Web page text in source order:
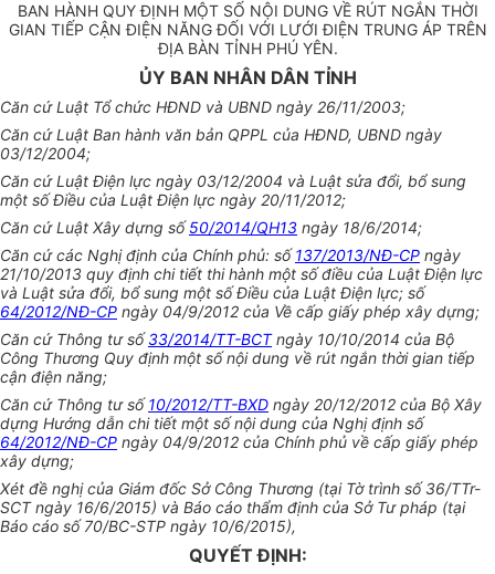
BAN HÀNH QUY ĐỊNH MỘT SỐ NỘI DUNG VỀ RÚT NGẮN THỜI
GIAN TIẾP CẬN ĐIỆN NĂNG ĐỐI VỚI LƯỚI ĐIỆN TRUNG ÁP TRÊN
ĐỊA BÀN TỈNH PHÚ YÊN.
ỦY BAN NHÂN DÂN TỈNH
Căn cứ Luật Tổ chức HĐND và UBND ngày 26/11/2003;
Căn cứ Luật Ban hành văn bản QPPL của HĐND, UBND ngày
03/12/2004;
Căn cứ Luật Điện lực ngày 03/12/2004 và Luật sửa đổi, bổ sung
một số Điều của Luật Điện lực ngày 20/11/2012;
Căn cứ Luật Xây dựng số50/2014/QH13 ngày 18/6/2014;
Căn cứ các Nghị định của Chính phủ: số137/2013/NĐ-CP ngày
21/10/2013 quy định chi tiết thi hành một số điều của Luật Điện lực
và Luật sửa đổi, bổ sung một số Điều của Luật Điện lực; số
64/2012/NĐ-CP ngày 04/9/2012 của Về cấp giấy phép xây dựng;
Căn cứ Thông tư số33/2014/TT-BCTngày 10/10/2014 của Bộ
Công Thương Quy định một số nội dung về rút ngắn thời gian tiếp
cận điện năng;
Căn cứ Thông tư số10/2012/TT-BXD ngày 20/12/2012 của Bộ Xây
dựng Hướng dẫn chi tiết một số nội dung của Nghị định số
64/2012/NĐ-CP ngày 04/9/2012 của Chính phủ về cấp giấy phép
xây dựng;
Xét đề nghị của Giám đốc Sở Công Thương (tại Tờ trình số 36/TTr-
SCT ngày 16/6/2015) và Báo cáo thẩm định của Sở Tư pháp (tại
Báo cáo số 70/BC-STP ngày 10/6/2015),
QUYẾT ĐỊNH: